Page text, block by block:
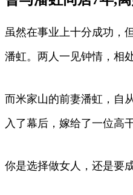
虽然在事业上十分成功，
潘虹。两人一见钟情，相
而米家山的前妻潘虹，自
入了幕后，嫁给了一位高
你是选择做女人，还是要